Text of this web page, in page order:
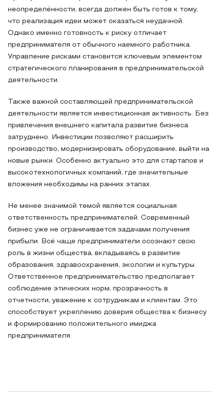
неопределённости, всегда должен быть готов к тому,
что реализация идеи может оказаться неудачной.
Однако именно готовность к риску отличает
предпринимателя от обычного наемного работника.
Управление рисками становится ключевым элементом
стратегического планирования в предпринимательской
деятельности.
Также важной составляющей предпринимательской
деятельности является инвестиционная активность. Без
привлечения внешнего капитала развитие бизнеса
затруднено. Инвестиции позволяют расширить
производство, модернизировать оборудование, выйти на
новые рынки. Особенно актуально это для стартапов и
высокотехнологичных компаний, где значительные
вложения необходимы на ранних этапах.
Не менее значимой темой является социальная
ответственность предпринимателей. Современный
бизнес уже не ограничивается задачами получения
прибыли. Всё чаще предприниматели осознают свою
роль в жизни общества, вкладываясь в развитие
образования, здравоохранения, экологии и культуры.
Ответственное предпринимательство предполагает
соблюдение этических норм, прозрачность в
отчетности, уважение к сотрудникам и клиентам. Это
способствует укреплению доверия общества к бизнесу
и формированию положительного имиджа
предпринимателя.